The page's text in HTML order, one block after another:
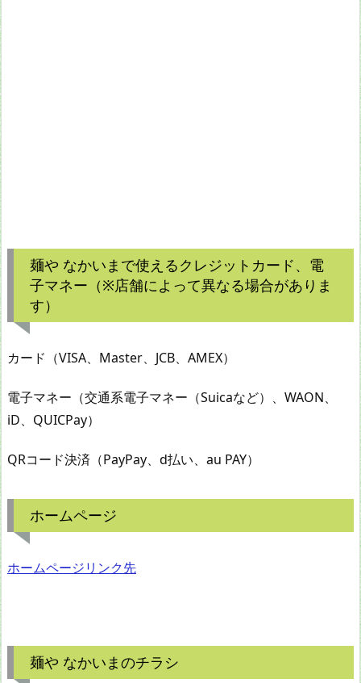
麺や なかいまで使えるクレジットカード、電
子マネー（※店舗によって異なる場合がありま
す）
カード（VISA、Master、JCB、AMEX）
電子マネー（交通系電子マネー（Suicaなど）、WAON、
iD、QUICPay）
QRコード決済（PayPay、d払い、au PAY）
ホームページ
ホームページリンク先
麺や なかいまのチラシ